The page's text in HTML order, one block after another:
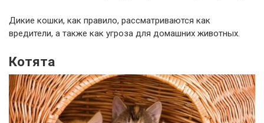
Дикие кошки, как правило, рассматриваются как
вредители, а также как угроза для домашних животных.
Котята